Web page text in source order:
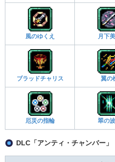
風のゆくえ 月下
ブラッドチャリス 翼の
厄災の指輪 翠の
DLC「アンティ・チャンバー」